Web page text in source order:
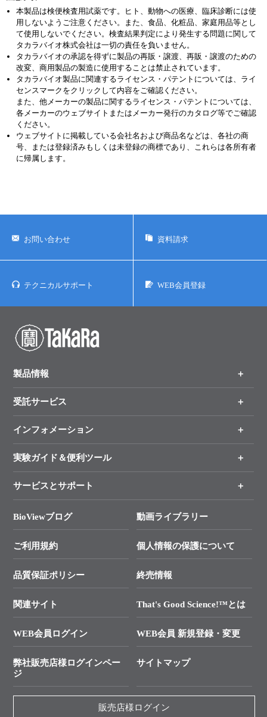
本製品は検便検査用試薬です。ヒト、動物への医療、臨床診断には使
用しないようご注意ください。また、食品、化粧品、家庭用品等とし
て使用しないでください。検査結果判定により発生する問題に関して
タカラバイオ株式会社は一切の責任を負いません。
タカラバイオの承認を得ずに製品の再販・譲渡、再販・譲渡のための
改変、商用製品の製造に使用することは禁止されています。
タカラバイオ製品に関連するライセンス・パテントについては、ライ
センスマークをクリックして内容をご確認ください。
また、他メーカーの製品に関するライセンス・パテントについては、
各メーカーのウェブサイトまたはメーカー発行のカタログ等でご確認
ください。
ウェブサイトに掲載している会社名および商品名などは、各社の商
号、または登録済みもしくは未登録の商標であり、これらは各所有者
に帰属します。
お問い合わせ 資料請求
テクニカルサポート WEB会員登録
製品情報
製品一覧
手法から製品を探す
新製品情報
受託サービス
オンライン注文
インフォメーション
キャンペーン
タカラバイオ各種会員募集のお知らせ
終売製品のお知らせ
価格改定のご案内
技術セミナーのご案内
タカラバイオ発表文献
実験ガイド＆便利ツール
リアルタイムPCR実験のススメ
幹細胞・再生医療研究ガイド
クローニング実験ガイド
SMARTer NGSポータルサイト
プライマー設計
制限酵素切断サイトの検索
ユーザーズボイス集
サービスとサポート
総合お問い合わせ
├ 実験コンシェルジュ
├ 受託サービスお問い合わせ
資料請求 機器関連
資料請求 受託関連
資料請求 核酸抽出・精製カタログ
BioViewブログ 動画ライブラリー
ご利用規約 個人情報の保護について
品質保証ポリシー 終売情報
関連サイト That's Good Science!™とは
WEB会員ログイン WEB会員 新規登録・変更
弊社販売店様ログインペー
ジ
サイトマップ
販売店様ログイン